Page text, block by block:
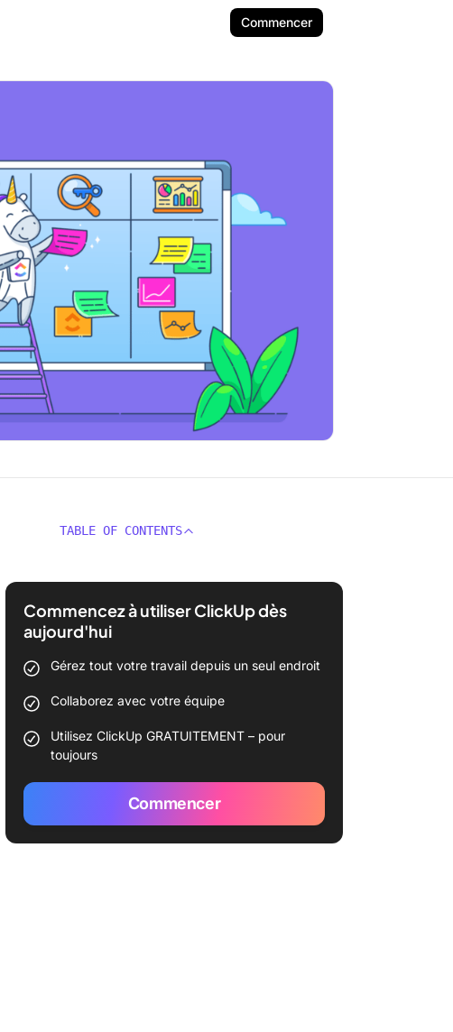
Commencer
TABLE OF CONTENTS
Commencez à utiliser ClickUp dès
aujourd'hui
Gérez tout votre travail depuis un seul endroit
Collaborez avec votre équipe
Utilisez ClickUp GRATUITEMENT – pour
toujours
Commencer